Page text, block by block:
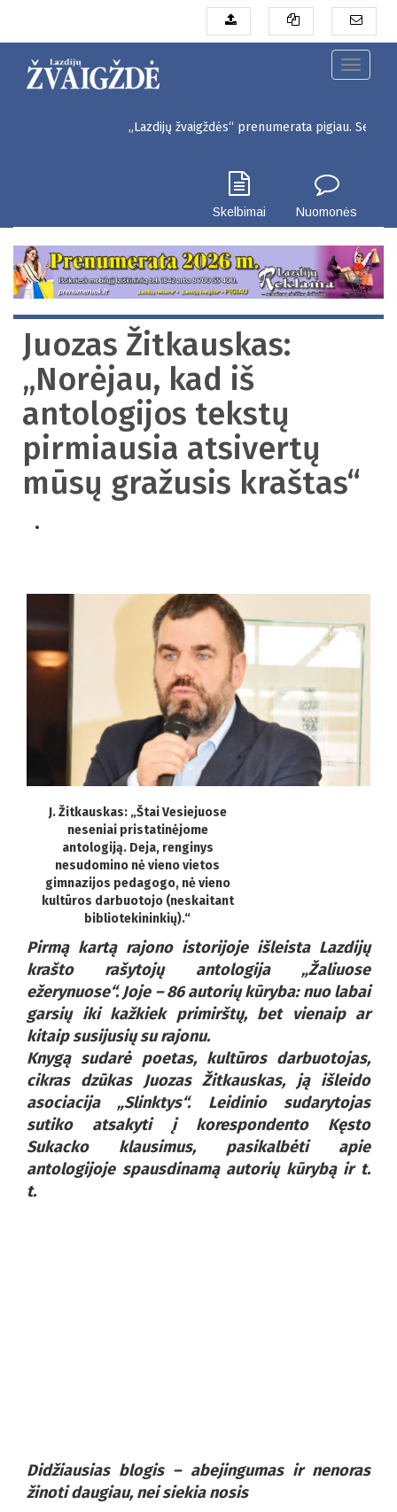
pagrindinį
Toggle
„Lazdijų žvaigždės“ prenumerata pigiau. Seinų g. 3,
Skelbimai Nuomonės
Juozas Žitkauskas:
„Norėjau, kad iš
antologijos tekstų
pirmiausia atsivertų
mūsų gražusis kraštas“
J. Žitkauskas: „Štai Vesiejuose
neseniai pristatinėjome
antologiją. Deja, renginys
nesudomino nė vieno vietos
gimnazijos pedagogo, nė vieno
kultūros darbuotojo (neskaitant
bibliotekininkių).“
Pirmą kartą rajono istorijoje išleista Lazdijų
krašto rašytojų antologija „Žaliuose
ežerynuose“. Joje – 86 autorių kūryba: nuo labai
garsių iki kažkiek primirštų, bet vienaip ar
kitaip susijusių su rajonu.
Knygą sudarė poetas, kultūros darbuotojas,
cikras dzūkas Juozas Žitkauskas, ją išleido
asociacija „Slinktys“. Leidinio sudarytojas
sutiko atsakyti į korespondento Kęsto
Sukacko klausimus, pasikalbėti apie
antologijoje spausdinamą autorių kūrybą ir t.
t.
Didžiausias blogis – abejingumas ir nenoras
žinoti daugiau, nei siekia nosis